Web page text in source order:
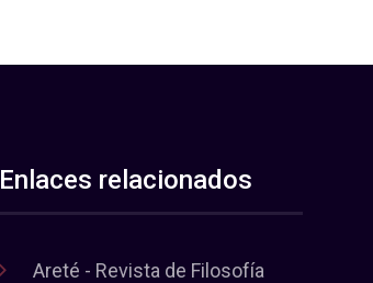
Enlaces relacionados
Areté - Revista de Filosofía